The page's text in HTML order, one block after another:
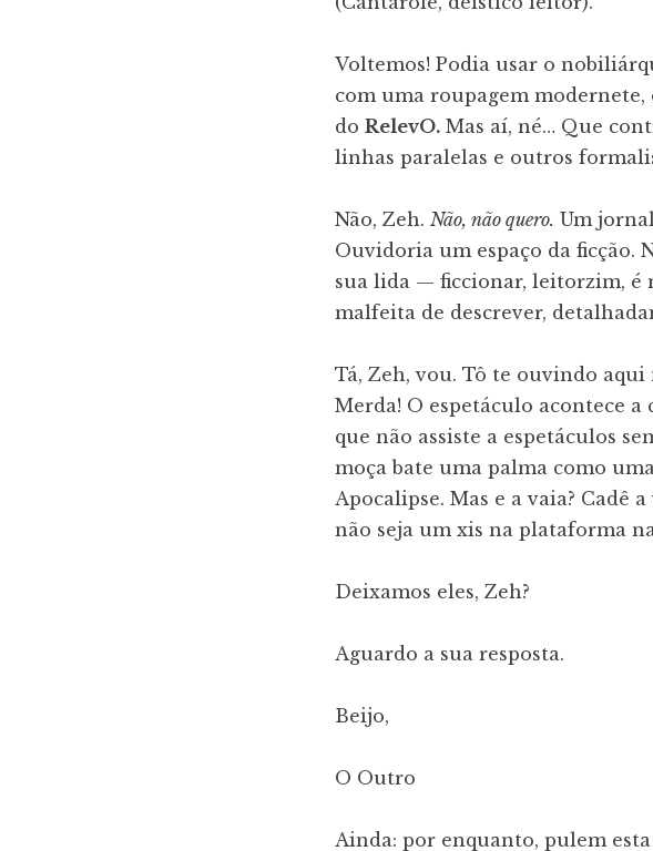
Voltemos! Podia usar o
com uma roupagem
doRelevO. Mas aí, né… Que
linhas paralelas e outros
Não, Zeh.Não, não quero. Um
Ouvidoria um espaço da ficção.
sua lida — ficcionar, leitorzim, é
malfeita de descrever,
Tá, Zeh, vou. Tô te ouvindo aqui
Merda! O espetáculo acontece
que não assiste a espetáculos
moça bate uma palma como
Apocalipse. Mas e a vaia? Cadê
não seja um xis na plataforma
Deixamos eles, Zeh?
Aguardo a sua resposta.
Beijo,
O Outro
Ainda: por enquanto, pulem